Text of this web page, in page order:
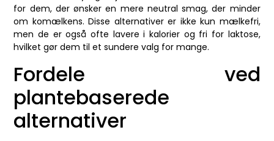
for dem, der ønsker en mere neutral smag, der minder
om komælkens. Disse alternativer er ikke kun mælkefri,
men de er også ofte lavere i kalorier og fri for laktose,
hvilket gør dem til et sundere valg for mange.
Fordele ved
plantebaserede
alternativer